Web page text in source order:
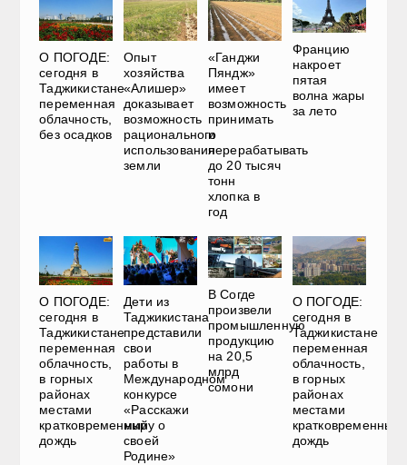
О ПОГОДЕ:
сегодня в
Таджикистане
переменная
облачность,
без осадков
Опыт
хозяйства
«Алишер»
доказывает
возможность
рационального
использования
земли
«Ганджи
Пяндж»
имеет
возможность
принимать
и
перерабатывать
до 20 тысяч
тонн
хлопка в
год
Францию
накроет
пятая
волна жары
за лето
О ПОГОДЕ:
сегодня в
Таджикистане
переменная
облачность,
в горных
районах
местами
кратковременный
дождь
Дети из
Таджикистана
представили
свои
работы в
Международном
конкурсе
«Расскажи
миру о
своей
Родине»
В Согде
произвели
промышленную
продукцию
на 20,5
млрд
сомони
О ПОГОДЕ:
сегодня в
Таджикистане
переменная
облачность,
в горных
районах
местами
кратковременный
дождь